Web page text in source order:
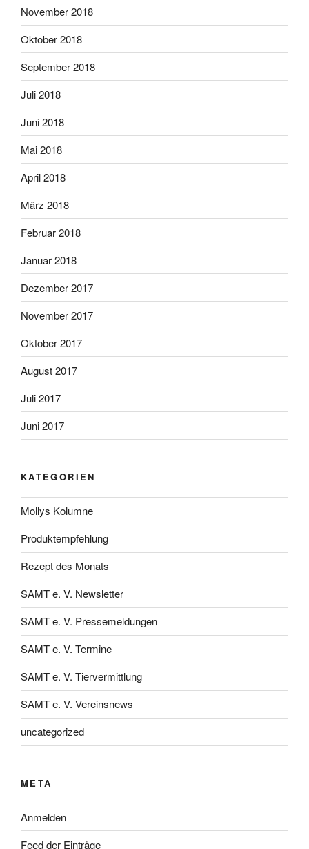
November 2018
Oktober 2018
September 2018
Juli 2018
Juni 2018
Mai 2018
April 2018
März 2018
Februar 2018
Januar 2018
Dezember 2017
November 2017
Oktober 2017
August 2017
Juli 2017
Juni 2017
KATEGORIEN
Mollys Kolumne
Produktempfehlung
Rezept des Monats
SAMT e. V. Newsletter
SAMT e. V. Pressemeldungen
SAMT e. V. Termine
SAMT e. V. Tiervermittlung
SAMT e. V. Vereinsnews
uncategorized
META
Anmelden
Feed der Einträge